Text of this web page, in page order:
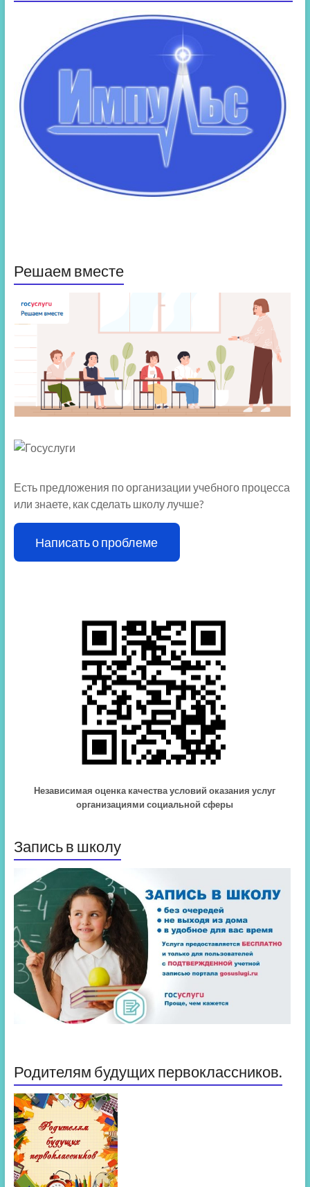
Решаем вместе
Есть предложения по организации учебного процесса
или знаете, как сделать школу лучше?
Написать о проблеме
Независимая оценка качества условий оказания услуг
организациями социальной сферы
Запись в школу
Родителям будущих первоклассников.